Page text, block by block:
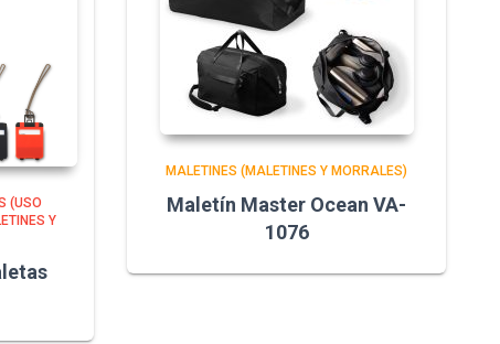
(USO
Y
MALETINES (MALETINES Y MORRALES)
Maletín Master Ocean VA-
1076